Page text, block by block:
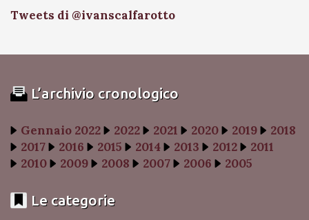
Tweets di @ivanscalfarotto
L’archivio cronologico
Gennaio 2022 2022 2021 2020 2019
2018
2017
2016 2015 2014 2013 2012
2011
2010
2009 2008 2007 2006 2005
Le categorie